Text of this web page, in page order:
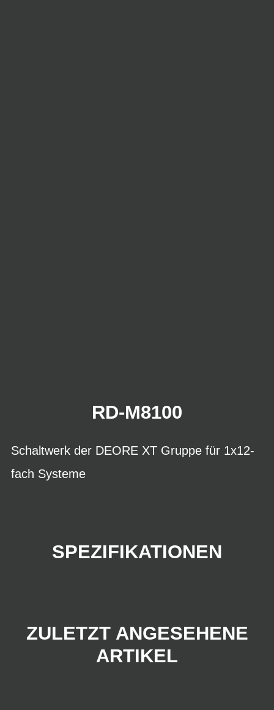
RD-M8100
Schaltwerk der DEORE XT Gruppe für 1x12-
fach Systeme
SPEZIFIKATIONEN
ZULETZT ANGESEHENE
ARTIKEL